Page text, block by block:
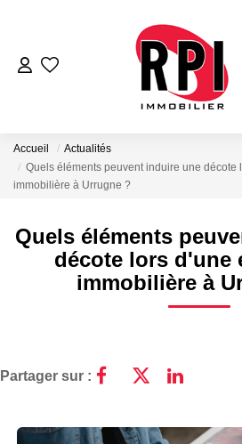
VENTES
LOCATIONS
NOS
Estimation
Expertise
Accueil
Actualités
Quels éléments peuvent induire une décote
immobilière à Urrugne ?
Quels éléments
décote lors d'une
immobilière à
Partager sur :